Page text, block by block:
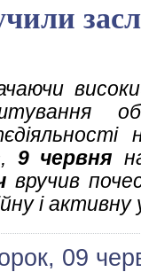
9 червня
вручив
і активну
09